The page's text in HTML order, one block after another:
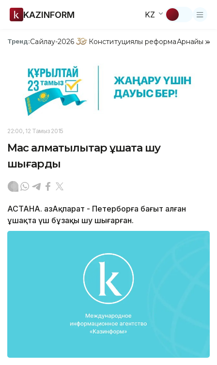
KAZINFORM KZ
Тренд:Сайлау-2026 Конституциялық реформаАрнайы
22:00, 12 Тамыз 2015
Мас алматылықтар ұшақта шу
шығарды
АСТАНА. ҚазАқпарат - Петерборға бағыт алған
ұшақта үш бұзақы шу шығарған.